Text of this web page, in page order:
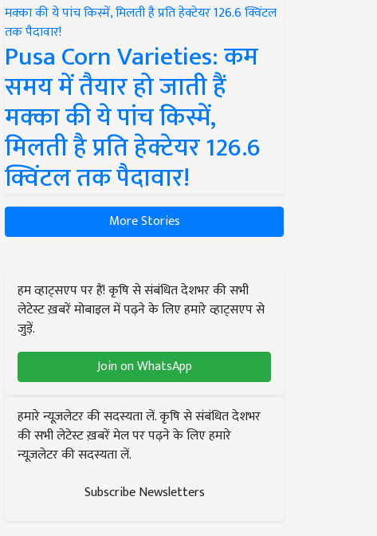
Pusa Corn Varieties: कम
समय में तैयार हो जाती हैं
मक्का की ये पांच किस्में,
मिलती है प्रति हेक्टेयर 126.6
क्विंटल तक पैदावार!
More Stories
हम व्हाट्सएप पर हैं! कृषि से संबंधित देशभर की सभी
लेटेस्ट ख़बरें मोबाइल में पढ़ने के लिए हमारे व्हाट्सएप से
जुड़ें.
Join on WhatsApp
हमारे न्यूज़लेटर की सदस्यता लें. कृषि से संबंधित देशभर
की सभी लेटेस्ट ख़बरें मेल पर पढ़ने के लिए हमारे
न्यूज़लेटर की सदस्यता लें.
Subscribe Newsletters